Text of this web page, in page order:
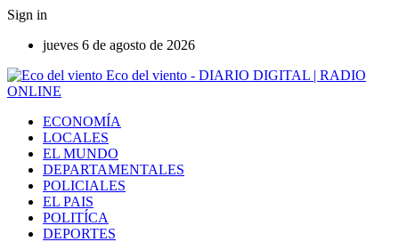
Sign in
jueves 6 de agosto de 2026
Eco del viento - DIARIO DIGITAL | RADIO
ONLINE
ECONOMÍA
LOCALES
EL MUNDO
DEPARTAMENTALES
POLICIALES
EL PAIS
POLITÍCA
DEPORTES